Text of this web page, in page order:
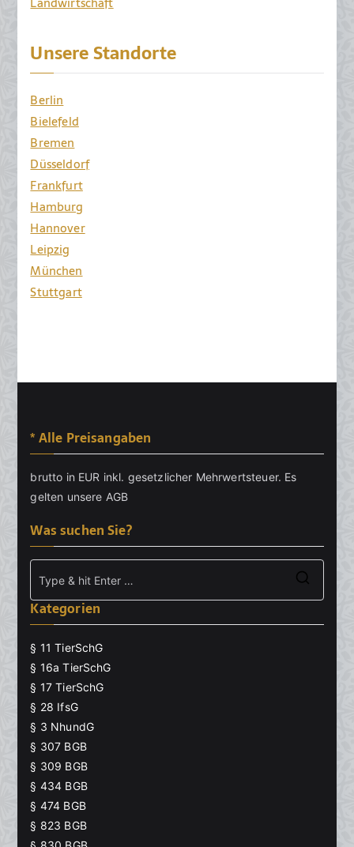
Unsere Standorte
Berlin
Bielefeld
Bremen
Düsseldorf
Frankfurt
Hamburg
Hannover
Leipzig
München
Stuttgart
* Alle Preisangaben
brutto in EUR inkl. gesetzlicher Mehrwertsteuer. Es
gelten unsere AGB
Was suchen Sie?
Kategorien
§ 11 TierSchG
§ 16a TierSchG
§ 17 TierSchG
§ 28 IfsG
§ 3 NhundG
§ 307 BGB
§ 309 BGB
§ 434 BGB
§ 474 BGB
§ 823 BGB